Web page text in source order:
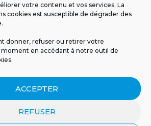
votre contenu et vos services. La
cookies est susceptible de dégrader des
donner, refuser ou retirer votre
en accédant à notre outil de
ACCEPTER
REFUSER
PUBLICITÉ
BLOG
POLITIQUE DE CONFIDENTIALITÉ